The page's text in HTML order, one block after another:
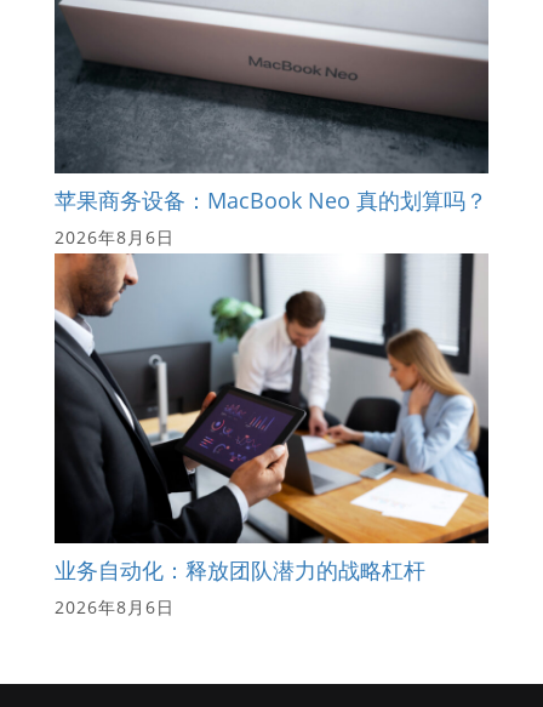
苹果商务设备：MacBook Neo 真的划算吗？
2026年8月6日
业务自动化：释放团队潜力的战略杠杆
2026年8月6日